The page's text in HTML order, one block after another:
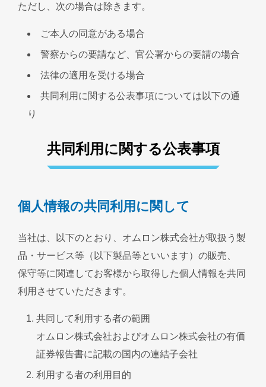
ただし、次の場合は除きます。
ご本人の同意がある場合
警察からの要請など、官公署からの要請の場合
法律の適用を受ける場合
共同利用に関する公表事項については以下の通
り
共同利用に関する公表事項
個人情報の共同利用に関して
当社は、以下のとおり、オムロン株式会社が取扱う製
品・サービス等（以下製品等といいます）の販売、
保守等に関連してお客様から取得した個人情報を共同
利用させていただきます。
共同して利用する者の範囲
オムロン株式会社およびオムロン株式会社の有価
証券報告書に記載の国内の連結子会社
利用する者の利用目的